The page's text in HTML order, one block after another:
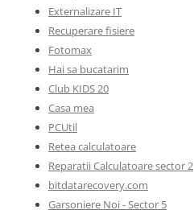
Externalizare IT
Recuperare fisiere
Fotomax
Hai sa bucatarim
Club KIDS 20
Casa mea
PCUtil
Retea calculatoare
Reparatii Calculatoare sector 2
bitdatarecovery.com
Garsoniere Noi - Sector 5